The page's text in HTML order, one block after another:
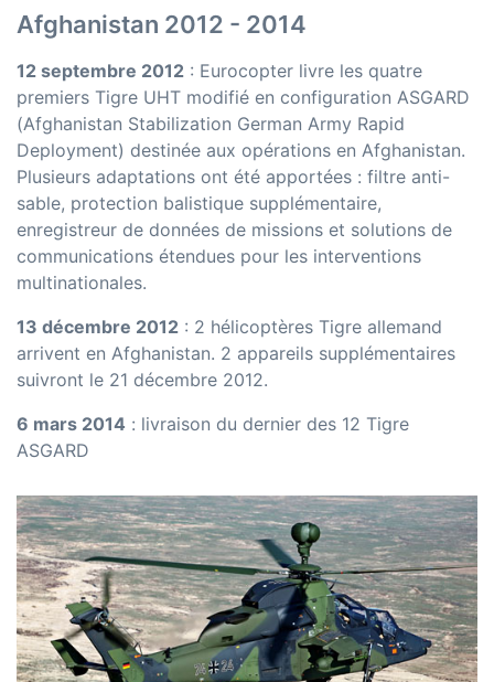
Afghanistan 2012 - 2014
12 septembre 2012 : Eurocopter livre les quatre
premiers Tigre UHT modifié en configuration ASGARD
(Afghanistan Stabilization German Army Rapid
Deployment) destinée aux opérations en Afghanistan.
Plusieurs adaptations ont été apportées : filtre anti-
sable, protection balistique supplémentaire,
enregistreur de données de missions et solutions de
communications étendues pour les interventions
multinationales.
13 décembre 2012 : 2 hélicoptères Tigre allemand
arrivent en Afghanistan. 2 appareils supplémentaires
suivront le 21 décembre 2012.
6 mars 2014 : livraison du dernier des 12 Tigre
ASGARD